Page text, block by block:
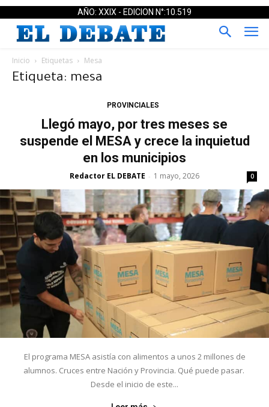
AÑO: XXIX - EDICION N°:10.519
Inicio Etiquetas Mesa
Etiqueta: mesa
PROVINCIALES
Llegó mayo, por tres meses se
suspende el MESA y crece la inquietud
en los municipios
Redactor EL DEBATE - 1 mayo, 2026 0
El programa MESA asistía con alimentos a unos 2 millones de
alumnos. Cruces entre Nación y Provincia. Qué puede pasar.
Desde el inicio de este...